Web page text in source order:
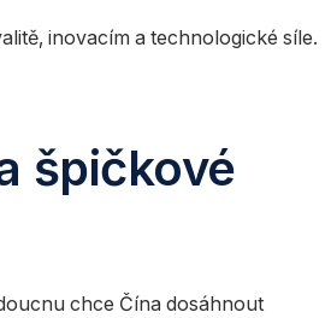
inovacím a technologické síle.
špičkové
chce Čína dosáhnout